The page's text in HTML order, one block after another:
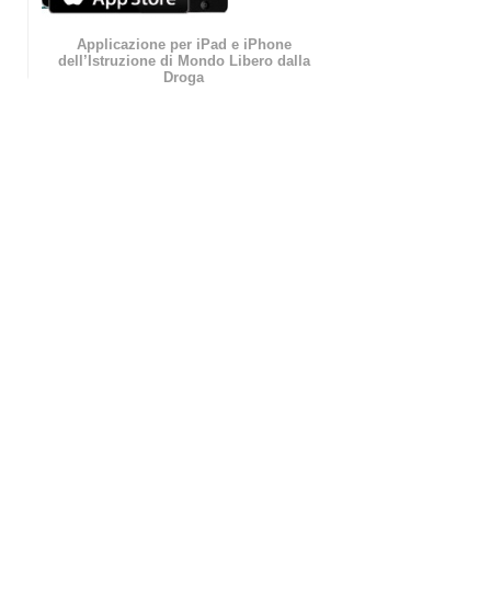
Applicazione per iPad e iPhone
dell’Istruzione di Mondo Libero dalla
Droga